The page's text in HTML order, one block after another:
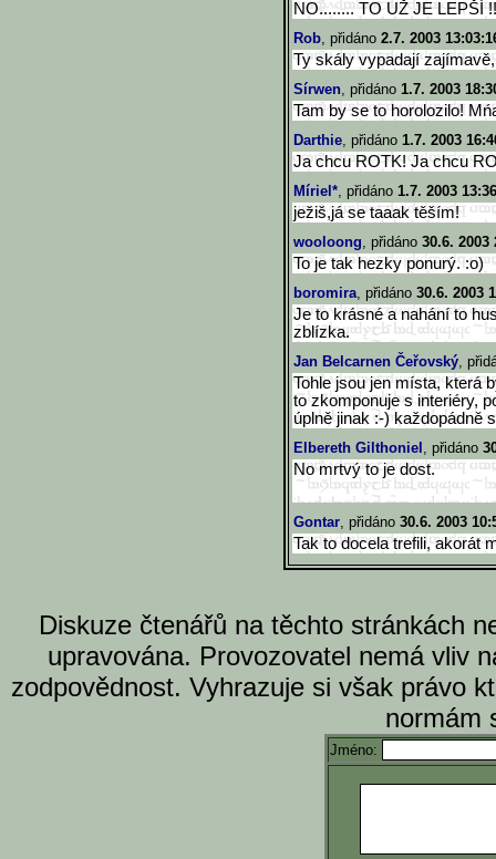
NO........ TO UŽ JE LEPŠÍ
Rob, přidáno 2.7. 2003
Ty skály vypadají
Sírwen, přidáno 1.7. 2003
Tam by se to horolozilo!
Darthie, přidáno 1.7. 2003
Ja chcu ROTK! Ja chcu
Míriel*, přidáno 1.7. 2003
ježiš,já se taaak těším!
wooloong, přidáno 30.6. 2003
To je tak hezky ponurý. :o)
boromira, přidáno 30.6. 2003
Je to krásné a nahání to
zblízka.
Jan Belcarnen Čeřovský,
Tohle jsou jen místa, která
to zkomponuje s interiéry,
úplně jinak :-) každopádně
Elbereth Gilthoniel , přidáno
No mrtvý to je dost.
Gontar, přidáno 30.6. 2003
Tak to docela trefili, akorát
Diskuze čtenářů na těchto stránkách
upravována. Provozovatel nemá vliv
zodpovědnost. Vyhrazuje si však právo
normám
Jméno: